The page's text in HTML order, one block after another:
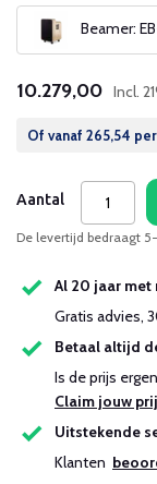
Beamer:
10.279,00 Incl.
Of vanaf 265,54
Aantal
De levertijd bedraagt
Al 20 jaar met
Gratis advies,
Betaal altijd
Is de prijs
Claim jouw
Uitstekende
Klanten